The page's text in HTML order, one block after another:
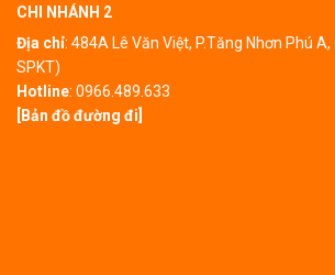
CHI NHÁNH 2
Địa chỉ: 484A Lê Văn Việt, P.Tăng Nhơn Phú A,
SPKT)
Hotline: 0966.489.633
[Bản đồ đường đi]